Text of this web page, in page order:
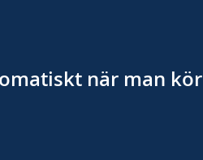
när man kör